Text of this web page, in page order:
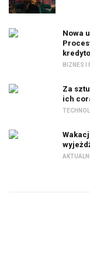
Nowa
BIZNES I
Za
ich